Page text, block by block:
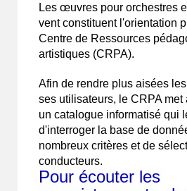
Les œuvres pour orchestres
vent constituent l'orientation
Centre de Ressources
artistiques (CRPA).
Afin de rendre plus aisées
ses utilisateurs, le CRPA met
un catalogue informatisé qui
d'interroger la base de
nombreux critères et de
conducteurs.
Pour écouter les